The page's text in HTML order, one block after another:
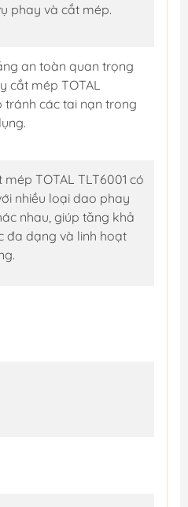
phay và cắt mép.
an toàn quan trọng
cắt mép TOTAL
tránh các tai nạn trong
TOTAL TLT6001 có
nhiều loại dao phay
nhau, giúp tăng khả
đa dạng và linh hoạt